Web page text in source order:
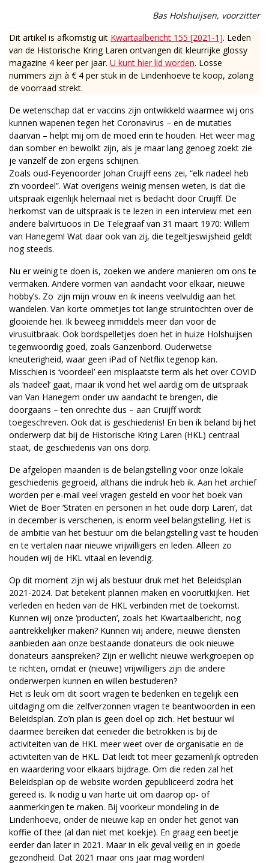
Bas Holshuijsen, voorzitter
Dit artikel is afkomstig uit Kwartaalbericht 155 [2021-1]. Leden
van de Historische Kring Laren ontvangen dit kleurrijke glossy
magazine 4 keer per jaar. U kunt hier lid worden. Losse
nummers zijn à € 4 per stuk in de Lindenhoeve te koop, zolang
de voorraad strekt.
De wetenschap dat er vaccins zijn ontwikkeld waarmee wij ons
kunnen wapenen tegen het Coronavirus – en de mutaties
daarvan – helpt mij om de moed erin te houden. Het weer mag
dan somber en bewolkt zijn, als je maar lang genoeg zoekt zie
je vanzelf de zon ergens schijnen.
Zoals oud-Feyenoorder Johan Cruijff eens zei, “elk nadeel heb
z’n voordeel”. Wat overigens weinig mensen weten, is dat die
uitspraak eigenlijk helemaal niet is bedacht door Cruijff. De
herkomst van de uitspraak is te lezen in een interview met een
andere balvirtuoos in De Telegraaf van 31 maart 1970: Willem
van Hanegem! Wat daar ook van zij, die tegeltjeswijsheid geldt
nog steeds.
Nu er weinig te doen is, zoeken we andere manieren om ons te
vermaken. Andere vormen van aandacht voor elkaar, nieuwe
hobby’s. Zo zijn mijn vrouw en ik ineens veelvuldig aan het
wandelen. Van korte ommetjes tot lange struintochten over de
glooiende hei. Ik beweeg inmiddels meer dan voor de
virusuitbraak. Ook bordspelletjes doen het in huize Holshuijsen
tegenwoordig goed, zoals Ganzenbord. Ouderwetse
kneuterigheid, waar geen iPad of Netflix tegenop kan.
Misschien is ‘voordeel’ een misplaatste term als het over COVID
als ‘nadeel’ gaat, maar ik vond het wel aardig om de uitspraak
van Van Hanegem onder uw aandacht te brengen, die
doorgaans – ten onrechte dus – aan Cruijff wordt
toegeschreven. Ook dat is geschiedenis! En ben ik beland bij het
onderwerp dat bij de Historische Kring Laren (HKL) centraal
staat, de geschiedenis van ons dorp.
De afgelopen maanden is de belangstelling voor onze lokale
geschiedenis gegroeid, althans die indruk heb ik. Aan het archief
worden per e-mail veel vragen gesteld en voor het boek van
Wiet de Boer ‘Straten en personen in het oude dorp Laren’, dat
in december is verschenen, is enorm veel belangstelling. Het is
de ambitie van het bestuur om die belangstelling vast te houden
en te vertalen naar nieuwe vrijwilligers en leden. Alleen zo
houden wij de HKL vitaal en levendig.
Op dit moment zijn wij als bestuur druk met het Beleidsplan
2021-2024. Dat betekent plannen maken en vooruitkijken. Het
verleden en heden van de HKL verbinden met de toekomst.
Kunnen wij onze ‘producten’, zoals het Kwartaalbericht, nog
aantrekkelijker maken? Kunnen wij andere, nieuwe diensten
aanbieden aan onze bestaande donateurs die ook nieuwe
donateurs aanspreken? Zijn er wellicht nieuwe werkgroepen op
te richten, omdat er (nieuwe) vrijwilligers zijn die andere
onderwerpen kunnen en willen bestuderen?
Het is leuk om dit soort vragen te bedenken en tegelijk een
uitdaging om die zelfverzonnen vragen te beantwoorden in een
Beleidsplan. Zo’n plan is geen doel op zich. Het bestuur wil
daarmee bereiken dat eenieder die betrokken is bij de
activiteiten van de HKL meer weet over de organisatie en de
activiteiten van de HKL. Dat leidt tot meer gezamenlijk optreden
en waardering voor elkaars bijdrage. Om die reden zal het
Beleidsplan op de website worden gepubliceerd zodra het
gereed is. Ik nodig u van harte uit om daarop op- of
aanmerkingen te maken. Bij voorkeur mondeling in de
Lindenhoeve, onder de nieuwe kap en onder het genot van
koffie of thee (al dan niet met koekje). En graag een beetje
eerder dan later in 2021. Maar in elk geval veilig en in goede
gezondheid. Dat 2021 maar ons jaar mag worden!